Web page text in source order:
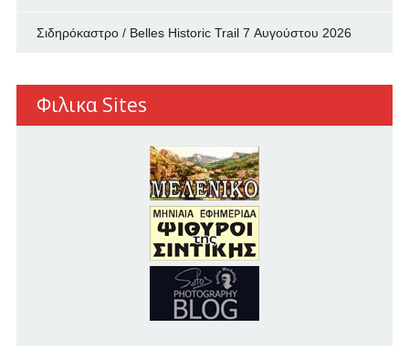
Σιδηρόκαστρο / Belles Historic Trail 7 Αυγούστου 2026
Φιλικα Sites